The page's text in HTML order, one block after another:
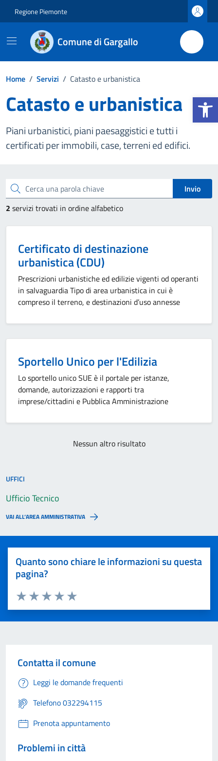
Apri la
Regione Piemonte
Comune di Gargallo
Home / Servizi / Catasto e urbanistica
Catasto e urbanistica
Piani urbanistici, piani paesaggistici e tutti i
certificati per immobili, case, terreni ed edifici.
Cerca una parola chiave
Invio
2 servizi trovati in ordine alfabetico
Certificato di destinazione
urbanistica (CDU)
Prescrizioni urbanistiche ed edilizie vigenti od operanti
in salvaguardia Tipo di area urbanistica in cui è
compreso il terreno, e destinazioni d’uso annesse
Sportello Unico per l'Edilizia
Lo sportello unico SUE è il portale per istanze,
domande, autorizzazioni e rapporti tra
imprese/cittadini e Pubblica Amministrazione
Nessun altro risultato
UFFICI
Ufficio Tecnico
VAI ALL’AREA AMMINISTRATIVA
Quanto sono chiare le informazioni su questa
pagina?
Valuta 5 stelle su 5
Valuta 4 stelle su 5
Valuta 3 stelle su 5
Valuta 2 stelle su 5
Valuta 1 stelle su 5
Contatta il comune
Leggi le domande frequenti
Telefono 032294115
Prenota appuntamento
Problemi in città